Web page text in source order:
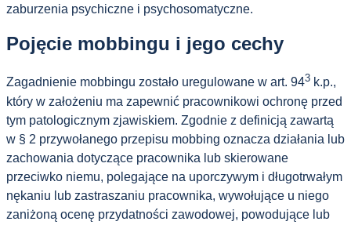
zaburzenia psychiczne i psychosomatyczne.
Pojęcie mobbingu i jego cechy
Zagadnienie mobbingu zostało uregulowane w art. 943 k.p.,
który w założeniu ma zapewnić pracownikowi ochronę przed
tym patologicznym zjawiskiem. Zgodnie z definicją zawartą
w § 2 przywołanego przepisu mobbing oznacza działania lub
zachowania dotyczące pracownika lub skierowane
przeciwko niemu, polegające na uporczywym i długotrwałym
nękaniu lub zastraszaniu pracownika, wywołujące u niego
zaniżoną ocenę przydatności zawodowej, powodujące lub